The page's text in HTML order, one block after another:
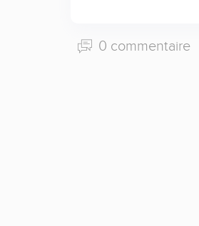
0 commentaire